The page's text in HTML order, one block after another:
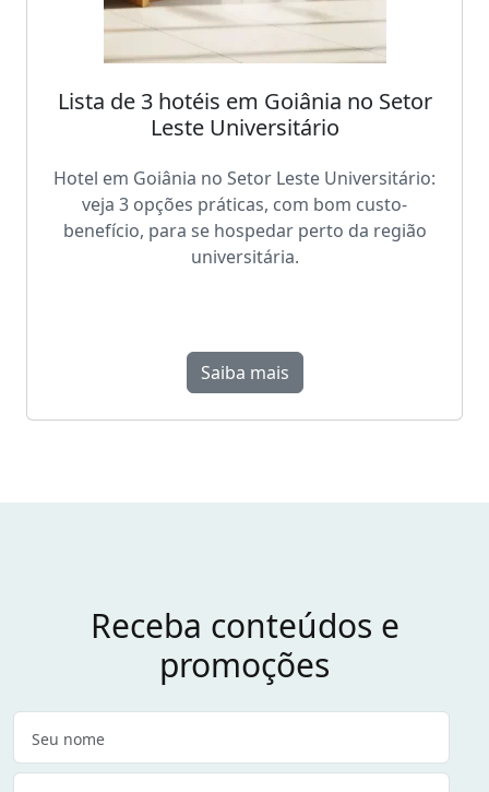
Lista de 3 hotéis em Goiânia no Setor
Leste Universitário
Hotel em Goiânia no Setor Leste Universitário:
veja 3 opções práticas, com bom custo-
benefício, para se hospedar perto da região
universitária.
Saiba mais
Receba conteúdos e
promoções